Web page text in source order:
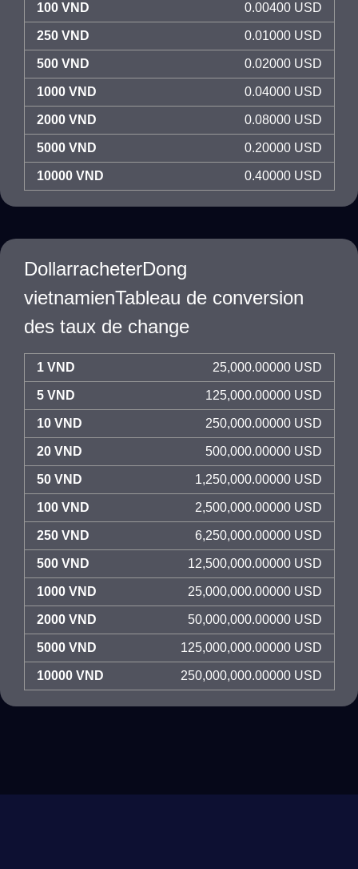
100 VND 0.00400 USD
250 VND 0.01000 USD
500 VND 0.02000 USD
1000 VND 0.04000 USD
2000 VND 0.08000 USD
5000 VND 0.20000 USD
10000 VND 0.40000 USD
DollarracheterDong
vietnamienTableau de conversion
des taux de change
1 VND 25,000.00000 USD
5 VND 125,000.00000 USD
10 VND 250,000.00000 USD
20 VND 500,000.00000 USD
50 VND 1,250,000.00000 USD
100 VND 2,500,000.00000 USD
250 VND 6,250,000.00000 USD
500 VND 12,500,000.00000 USD
1000 VND 25,000,000.00000 USD
2000 VND 50,000,000.00000 USD
5000 VND 125,000,000.00000 USD
10000 VND 250,000,000.00000 USD